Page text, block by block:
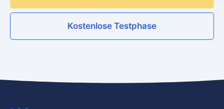
Kostenlose Testphase